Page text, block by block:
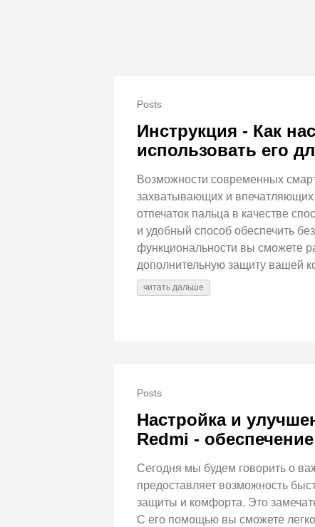
Posts
Инструкция - Как
использовать его
Возможности современных
захватывающих и впечатляющих
отпечаток пальца в качестве
и удобный способ обеспечить
функциональности вы сможете
дополнительную защиту вашей
читать дальше
Posts
Настройка и
Redmi -
Сегодня мы будем говорить о
предоставляет возможность
защиты и комфорта. Это
С его помощью вы сможете